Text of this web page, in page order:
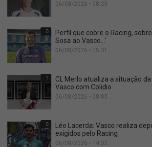
06/08/2026 • 08:29
0
Perfil que cobre o Racing,
Sosa ao Vasco...'
06/08/2026 • 15:31
1
CL Merlo atualiza a situação
Vasco com Colidio
06/08/2026 • 08:00
0
Léo Lacerda: Vasco realiza
exigidos pelo Racing
06/08/2026 • 14:33